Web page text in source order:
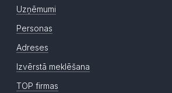
Uzņēmumi
Personas
Adreses
Izvērstā meklēšana
TOP firmas